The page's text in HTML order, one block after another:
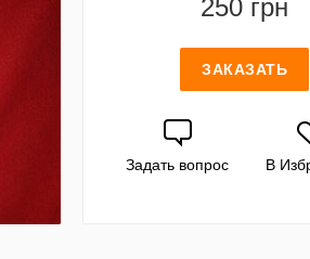
250 грн
ЗАКАЗАТЬ
Задать вопрос В